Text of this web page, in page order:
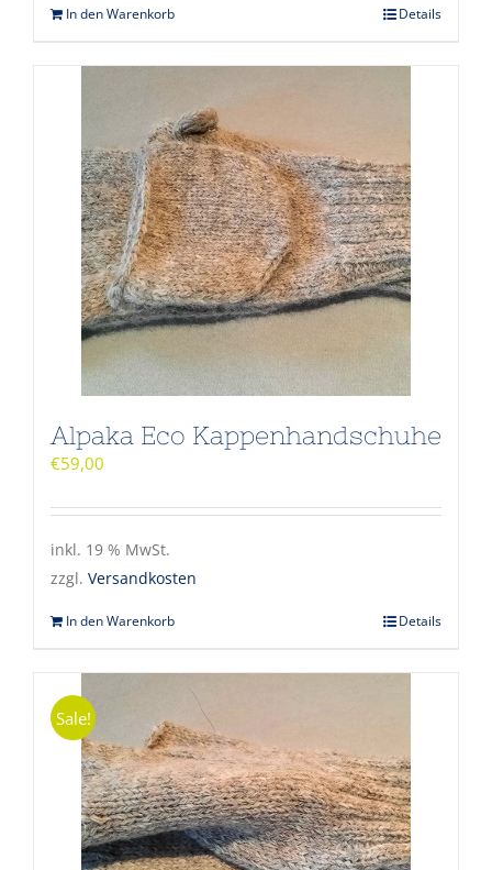
In den Warenkorb Details
Alpaka Eco Kappenhandschuhe
€59,00
inkl. 19 % MwSt.
zzgl. Versandkosten
In den Warenkorb Details
Sale!